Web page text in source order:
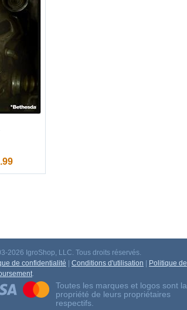
2026 IgroShop, LLC. Tous droits réservés.
de confidentialité
Conditions d'utilisation
Politique de
.
Toutes les marques et logos sont la
propriété de leurs propriétaires
respectifs.